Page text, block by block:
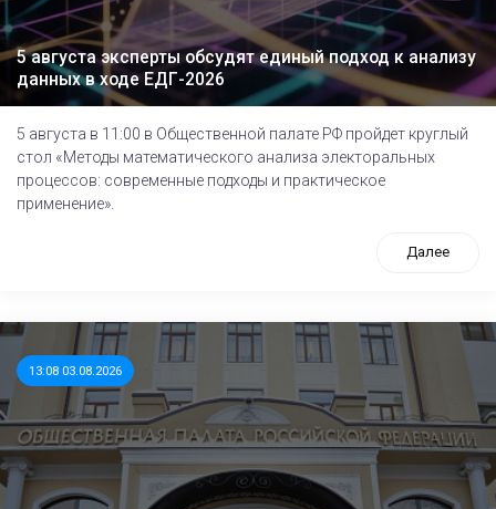
5 августа эксперты обсудят единый подход к анализу
данных в ходе ЕДГ-2026
5 августа в 11:00 в Общественной палате РФ пройдет круглый
стол «Методы математического анализа электоральных
процессов: современные подходы и практическое
применение».
Далее
13:08 03.08.2026